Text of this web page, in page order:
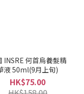
INSRE 何首烏養髮精
液 50ml(9月上旬)
HK$75.00